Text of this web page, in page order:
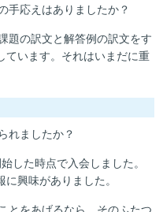
手応えはありましたか？
題の訳文と解答例の訳文をす
ています。それはいまだに重
れましたか？
した時点で入会しました。
興味がありました。
とをあげるなら、そのふたつ